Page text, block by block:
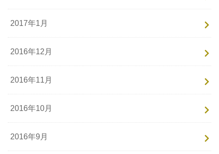
2017年1月
2016年12月
2016年11月
2016年10月
2016年9月